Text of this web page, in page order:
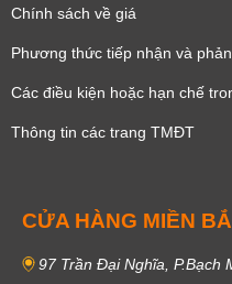
Chính sách về giá
Phương thức tiếp nhận và
Các điều kiện hoặc hạn chế
Thông tin các trang TMĐT
CỬA HÀNG MIỀN
97 Trần Đại Nghĩa, P.Bạch